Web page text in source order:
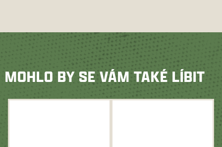
MOHLO BY SE VÁM TAKÉ LÍBIT